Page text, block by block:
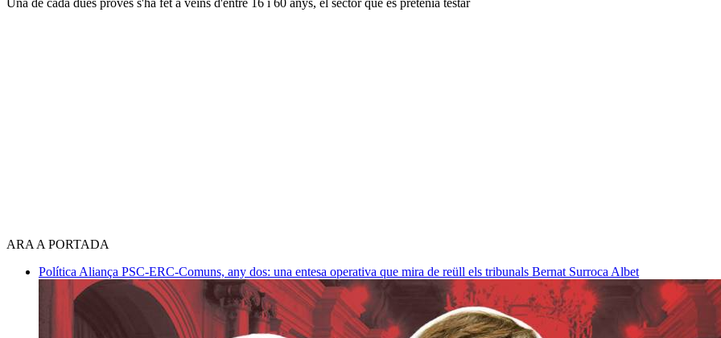
ARA A PORTADA
Política Aliança PSC-ERC-Comuns, any dos: una entesa operativa que mira de reüll els tribunals Bernat Surroca Albet